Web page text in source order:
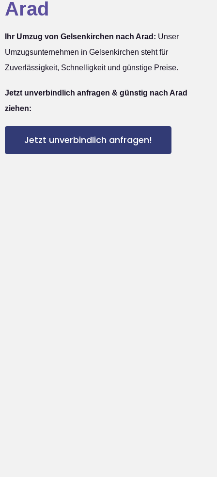
Arad
Ihr Umzug von Gelsenkirchen nach Arad: Unser
Umzugsunternehmen in Gelsenkirchen steht für
Zuverlässigkeit, Schnelligkeit und günstige Preise.
Jetzt unverbindlich anfragen & günstig nach Arad
ziehen:
Jetzt unverbindlich anfragen!